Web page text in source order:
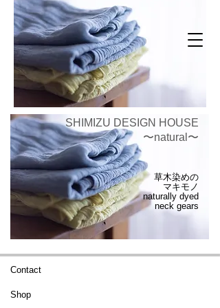
SHIMIZU DESIGN HOUSE
〜natural〜
草木染めの
マキモノ
naturally dyed
neck gears
Contact
​​Shop